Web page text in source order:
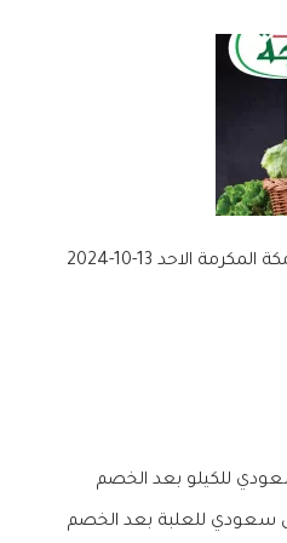
عروض أبراج هايبر ماركت مكة المكرمة الاحد 13-10-2024